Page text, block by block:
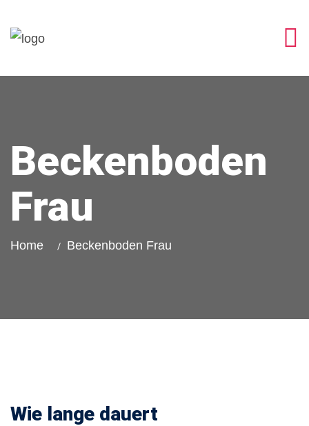
Beckenboden
Frau
Home Beckenboden Frau
Wie lange dauert